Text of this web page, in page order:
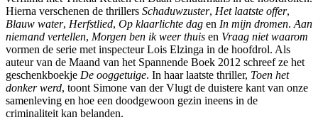
Hierna verschenen de thrillers Schaduwzuster, Het laatste offer,
Blauw water, Herfstlied, Op klaarlichte dag en In mijn dromen. Aan
niemand vertellen, Morgen ben ik weer thuis en Vraag niet waarom
vormen de serie met inspecteur Lois Elzinga in de hoofdrol. Als
auteur van de Maand van het Spannende Boek 2012 schreef ze het
geschenkboekje De ooggetuige. In haar laatste thriller, Toen het
donker werd, toont Simone van der Vlugt de duistere kant van onze
samenleving en hoe een doodgewoon gezin ineens in de
criminaliteit kan belanden.